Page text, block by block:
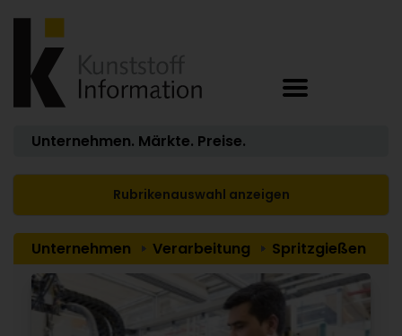
Unternehmen. Märkte. Preise.
Rubrikenauswahl anzeigen
Unternehmen Verarbeitung Spritzgießen